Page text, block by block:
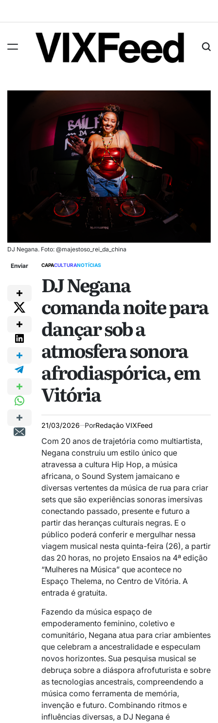
DJ Negana. Foto: @majestoso_rei_da_china
Enviar CAPACULTURANOTÍCIAS
DJ Negana
comanda noite para
dançar sob a
atmosfera sonora
afrodiaspórica, em
Vitória
21/03/2026 PorRedação VIXFeed
Com 20 anos de trajetória como multiartista,
Negana construiu um estilo único que
atravessa a cultura Hip Hop, a música
africana, o Sound System jamaicano e
diversas vertentes da música de rua para criar
sets que são experiências sonoras imersivas
conectando passado, presente e futuro a
partir das heranças culturais negras. E o
público poderá conferir e mergulhar nessa
viagem musical nesta quinta-feira (26), a partir
das 20 horas, no projeto Ensaios na 4ª edição
“Mulheres na Música” que acontece no
Espaço Thelema, no Centro de Vitória. A
entrada é gratuita.
Fazendo da música espaço de
empoderamento feminino, coletivo e
comunitário, Negana atua para criar ambientes
que celebram a ancestralidade e especulam
novos horizontes. Sua pesquisa musical se
debruça sobre a diáspora afrofuturista e sobre
as tecnologias ancestrais, compreendendo a
música como ferramenta de memória,
invenção e futuro. Combinando ritmos e
influências diversas, a DJ Negana é